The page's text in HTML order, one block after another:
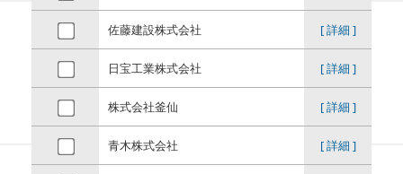
佐藤建設株式会社 [ 詳細 ]
日宝工業株式会社 [ 詳細 ]
株式会社釜仙 [ 詳細 ]
青木株式会社 [ 詳細 ]